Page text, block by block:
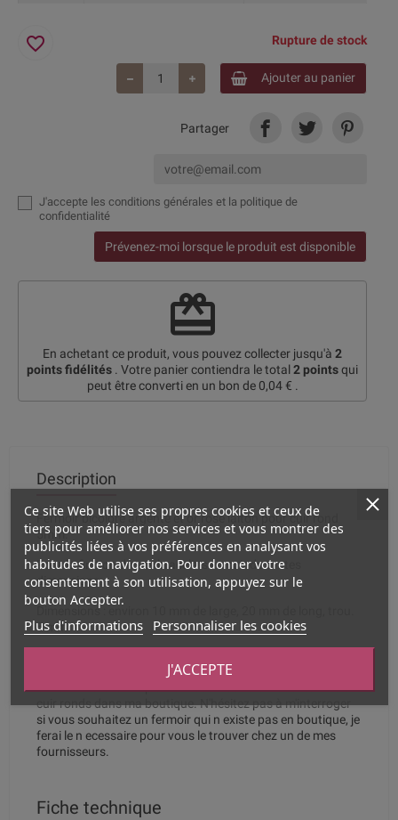
Rupture de stock
Ajouter au panier
favorite_border
Partager
J'accepte les conditions générales et la politique de
confidentialité
Prévenez-moi lorsque le produit est disponible
redeem
En achetant ce produit, vous pouvez collecter jusqu'à 2
points fidélités . Votre panier contiendra le total 2 pointsqui
peut être converti en un bon de 0,04 € .
Description
Fermoir bicolore argente et or rose laiton pour cuir rond
5mm.
Pour la finition de vos bracelets en cuir de toutes
dimensions.
Dimensions : environ 10 mm de large, 20 mm de long, trou.
5 mm
Sans Nickel et sans plomb. Vous trouverez tous les lacets
cuir ronds dans ma boutique. N'hésitez pas à m'interroger
si vous souhaitez un fermoir qui n existe pas en boutique, je
ferai le n ecessaire pour vous le trouver chez un de mes
fournisseurs.
Fiche technique
Ce site Web utilise ses propres cookies et ceux de
tiers pour améliorer nos services et vous montrer des
publicités liées à vos préférences en analysant vos
habitudes de navigation. Pour donner votre
consentement à son utilisation, appuyez sur le
bouton Accepter.
Plus d'informations Personnaliser les cookies
J'ACCEPTE